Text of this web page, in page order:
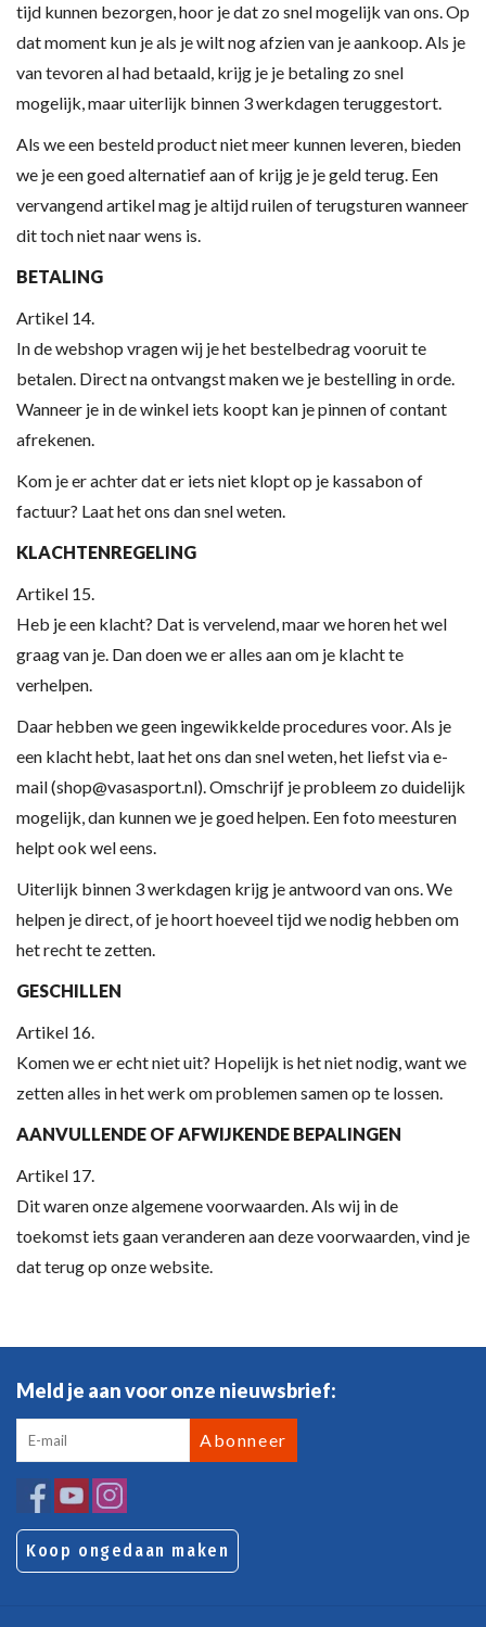
tijd kunnen bezorgen, hoor je dat zo snel mogelijk van ons. Op
dat moment kun je als je wilt nog afzien van je aankoop. Als je
van tevoren al had betaald, krijg je je betaling zo snel
mogelijk, maar uiterlijk binnen 3 werkdagen teruggestort.
Als we een besteld product niet meer kunnen leveren, bieden
we je een goed alternatief aan of krijg je je geld terug. Een
vervangend artikel mag je altijd ruilen of terugsturen wanneer
dit toch niet naar wens is.
BETALING
Artikel 14.
In de webshop vragen wij je het bestelbedrag vooruit te
betalen. Direct na ontvangst maken we je bestelling in orde.
Wanneer je in de winkel iets koopt kan je pinnen of contant
afrekenen.
Kom je er achter dat er iets niet klopt op je kassabon of
factuur? Laat het ons dan snel weten.
KLACHTENREGELING
Artikel 15.
Heb je een klacht? Dat is vervelend, maar we horen het wel
graag van je. Dan doen we er alles aan om je klacht te
verhelpen.
Daar hebben we geen ingewikkelde procedures voor. Als je
een klacht hebt, laat het ons dan snel weten, het liefst via e-
mail (shop@vasasport.nl). Omschrijf je probleem zo duidelijk
mogelijk, dan kunnen we je goed helpen. Een foto meesturen
helpt ook wel eens.
Uiterlijk binnen 3 werkdagen krijg je antwoord van ons. We
helpen je direct, of je hoort hoeveel tijd we nodig hebben om
het recht te zetten.
GESCHILLEN
Artikel 16.
Komen we er echt niet uit? Hopelijk is het niet nodig, want we
zetten alles in het werk om problemen samen op te lossen.
AANVULLENDE OF AFWIJKENDE BEPALINGEN
Artikel 17.
Dit waren onze algemene voorwaarden. Als wij in de
toekomst iets gaan veranderen aan deze voorwaarden, vind je
dat terug op onze website.
Meld je aan voor onze nieuwsbrief:
Abonneer
Koop ongedaan maken